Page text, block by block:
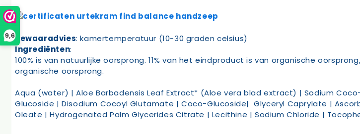
9,6Bewaaradvies: kamertemperatuur (10-30 graden celsius)
Ingrediënten:
100% is van natuurlijke oorsprong. 11% van het eindproduct is van organische
organische oorsprong.
Aqua (water) | Aloe Barbadensis Leaf Extract* (Aloe vera blad extract) | Sodium
Glucoside | Disodium Cocoyl Glutamate | Coco-Glucoside| Glyceryl Caprylate |
Oleate | Hydrogenated Palm Glycerides Citrate | Lecithine | Sodium Chloride |